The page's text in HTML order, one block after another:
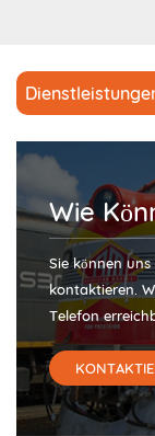
Wie
Sie können
kontaktieren.
Telefon